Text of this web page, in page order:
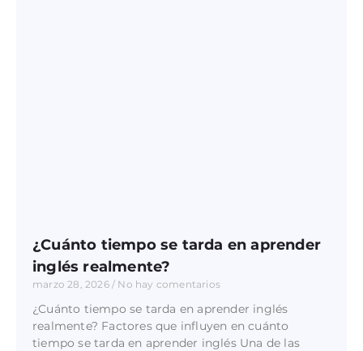
¿Cuánto tiempo se tarda en aprender
inglés realmente?
marzo 28, 2026 No hay comentarios
¿Cuánto tiempo se tarda en aprender inglés
realmente? Factores que influyen en cuánto
tiempo se tarda en aprender inglés Una de las